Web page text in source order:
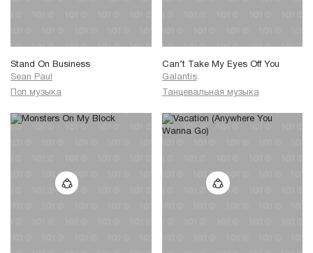
Stand On Business
Sean Paul
Поп музыка
Can’t Take My Eyes Off You
Galantis
Танцевальная музыка